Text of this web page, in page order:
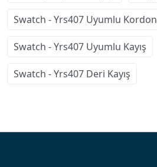
Swatch - Yrs407 Uyumlu Kordon
Swatch - Yrs407 Uyumlu Kayış
Swatch - Yrs407 Deri Kayış